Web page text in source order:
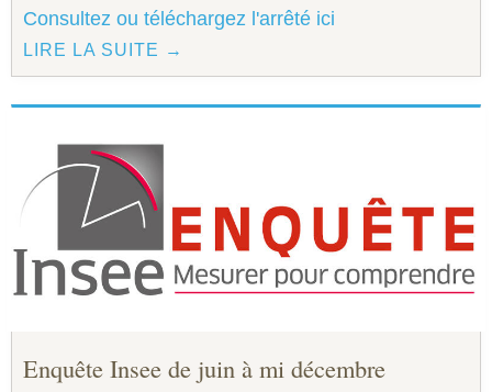
Consultez ou téléchargez l'arrêté ici
LIRE LA SUITE →
Enquête Insee de juin à mi décembre